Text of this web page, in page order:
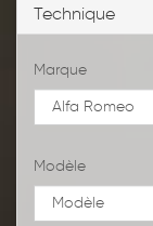
Technique
Marque
Modèle